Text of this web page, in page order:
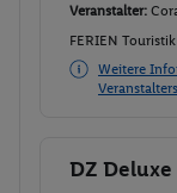
Veranstalter:
FERIEN
Weitere
Veranstalters
Buchen
DZ